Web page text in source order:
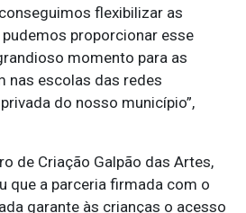
flexibilizar as
proporcionar esse
momento para as
nas escolas das redes
do nosso município”,
de Criação Galpão das Artes,
que a parceria firmada com o
garante às crianças o acesso